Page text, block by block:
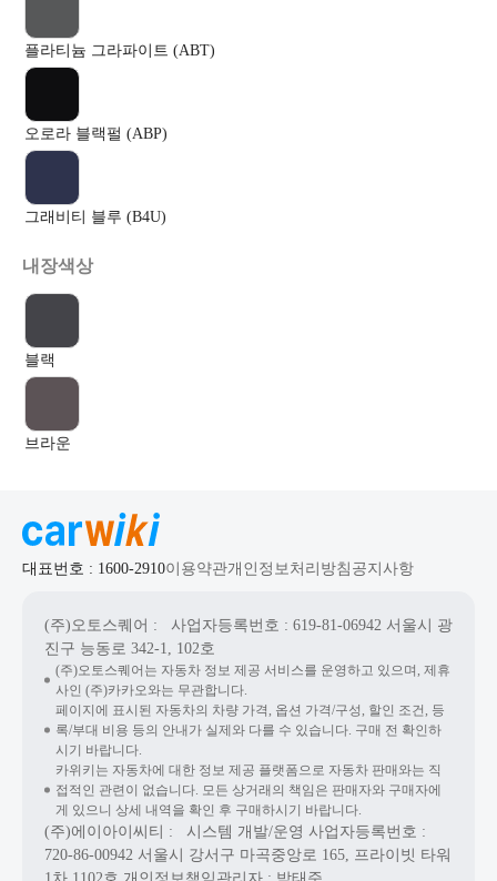
플라티늄 그라파이트 (ABT)
오로라 블랙펄 (ABP)
그래비티 블루 (B4U)
내장색상
블랙
브라운
대표번호 : 1600-2910이용약관개인정보처리방침 공지사항
(주)오토스퀘어 : 사업자등록번호 : 619-81-06942 서울시 광
진구 능동로 342-1, 102호
(주)오토스퀘어는 자동차 정보 제공 서비스를 운영하고 있으며, 제휴
사인 (주)카카오와는 무관합니다.
페이지에 표시된 자동차의 차량 가격, 옵션 가격/구성, 할인 조건, 등
록/부대 비용 등의 안내가 실제와 다를 수 있습니다. 구매 전 확인하
시기 바랍니다.
카위키는 자동차에 대한 정보 제공 플랫폼으로 자동차 판매와는 직
접적인 관련이 없습니다. 모든 상거래의 책임은 판매자와 구매자에
게 있으니 상세 내역을 확인 후 구매하시기 바랍니다.
(주)에이아이씨티 : 시스템 개발/운영 사업자등록번호 :
720-86-00942 서울시 강서구 마곡중앙로 165, 프라이빗 타워